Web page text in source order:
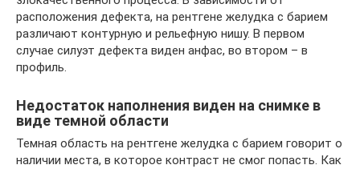
расположения дефекта, на рентгене желудка с барием
различают контурную и рельефную нишу. В первом
случае силуэт дефекта виден анфас, во втором – в
профиль.
Недостаток наполнения виден на снимке в
виде темной области
Темная область на рентгене желудка с барием говорит о
наличии места, в которое контраст не смог попасть. Как